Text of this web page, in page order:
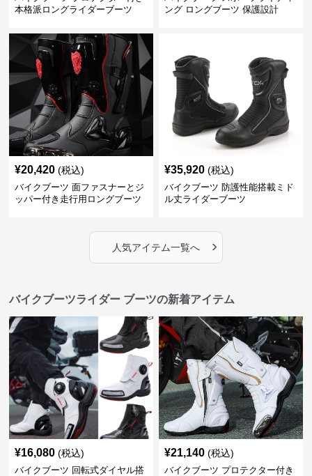
本格派ロングライダーブーツ
ング ロングブーツ 保護設計
¥20,420 (税込)
バイクブーツ 面ファスナーとジ
ッパー付き走行用ロングブーツ
¥35,920 (税込)
バイクブーツ 防護性能搭載ミド
ル丈ライダーブーツ
人気アイテム一覧へ ›
バイクブーツライダー ブーツの新着アイテム
¥16,080 (税込)
バイクブーツ 回転式ダイヤル搭
¥21,140 (税込)
バイクブーツ プロテクター付き